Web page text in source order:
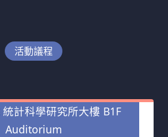
活動議程
計科學研究所大樓 B1F
Auditorium